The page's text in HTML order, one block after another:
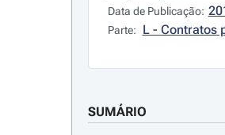
Data de Publicação:
Parte: L - Contratos
SUMÁRIO